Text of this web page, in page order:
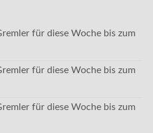
für diese Woche bis zum
für diese Woche bis zum
für diese Woche bis zum